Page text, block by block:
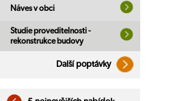
Náves v obci
Studie proveditelnosti -
rekonstrukce budovy
Další poptávky